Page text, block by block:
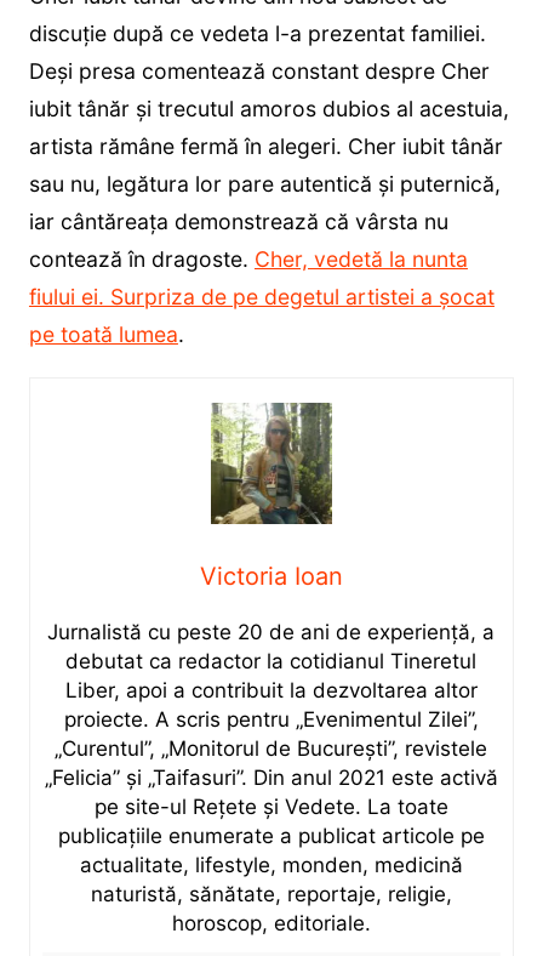
discuție după ce vedeta l-a prezentat familiei.
Deși presa comentează constant despre Cher
iubit tânăr și trecutul amoros dubios al acestuia,
artista rămâne fermă în alegeri. Cher iubit tânăr
sau nu, legătura lor pare autentică și puternică,
iar cântăreața demonstrează că vârsta nu
contează în dragoste. Cher, vedetă la nunta
fiului ei. Surpriza de pe degetul artistei a șocat
pe toată lumea.
Victoria Ioan
Jurnalistă cu peste 20 de ani de experiență, a
debutat ca redactor la cotidianul Tineretul
Liber, apoi a contribuit la dezvoltarea altor
proiecte. A scris pentru „Evenimentul Zilei”,
„Curentul”, „Monitorul de București”, revistele
„Felicia” și „Taifasuri”. Din anul 2021 este activă
pe site-ul Rețete și Vedete. La toate
publicațiile enumerate a publicat articole pe
actualitate, lifestyle, monden, medicină
naturistă, sănătate, reportaje, religie,
horoscop, editoriale.